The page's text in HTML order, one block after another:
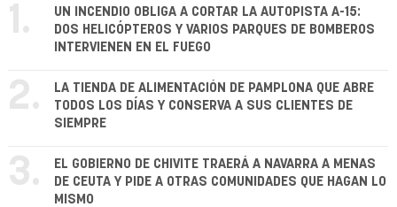
1.
UN INCENDIO OBLIGA A CORTAR LA AUTOPISTA A-15:
DOS HELICÓPTEROS Y VARIOS PARQUES DE BOMBEROS
INTERVIENEN EN EL FUEGO
2.
LA TIENDA DE ALIMENTACIÓN DE PAMPLONA QUE ABRE
TODOS LOS DÍAS Y CONSERVA A SUS CLIENTES DE
SIEMPRE
3.
EL GOBIERNO DE CHIVITE TRAERÁ A NAVARRA A MENAS
DE CEUTA Y PIDE A OTRAS COMUNIDADES QUE HAGAN LO
MISMO